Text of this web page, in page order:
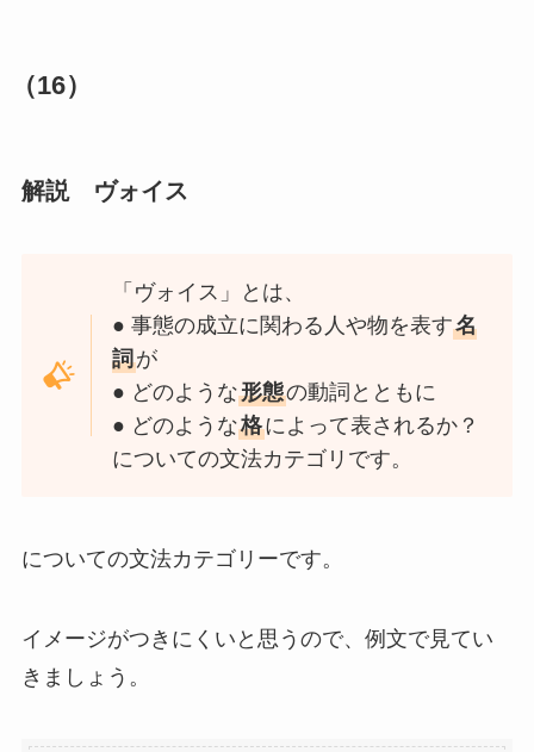
（16）
解説 ヴォイス
「ヴォイス」
とは、
● 事態の成立に関わる人や物を表す名
詞が
● どのような形態の動詞とともに
● どのような格によって表されるか？
についての文法カテゴリです。
についての文法カテゴリーです。
イメージがつきにくいと思うので、例文で見てい
きましょう。